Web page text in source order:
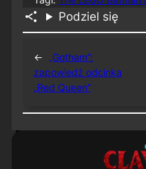
Podziel się
←
„Gotham”:
zapowiedź odcinka
„Red Queen”